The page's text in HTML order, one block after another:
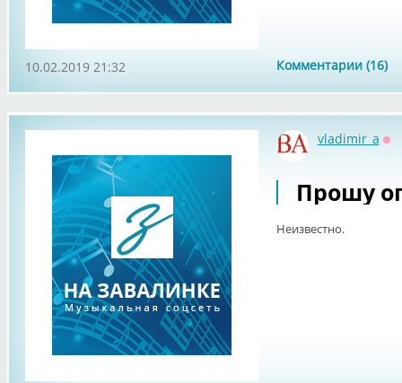
Комментарии (16)
10.02.2019 21:32
vladimir_a
Прошу
Неизвестно.